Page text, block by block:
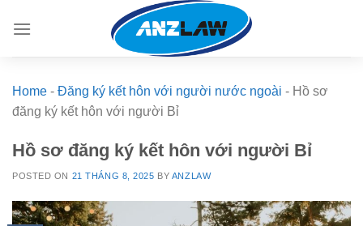
Home - Đăng ký kết hôn với người nước ngoài - Hồ sơ
đăng ký kết hôn với người Bỉ
Hồ sơ đăng ký kết hôn với người Bỉ
POSTED ON 21 THÁNG 8, 2025 BY ANZLAW